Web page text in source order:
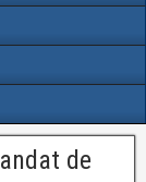
de